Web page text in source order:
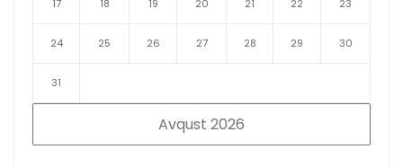
Avqust 2026
17 18 19 20 21 22 23
24 25 26 27 28 29 30
31